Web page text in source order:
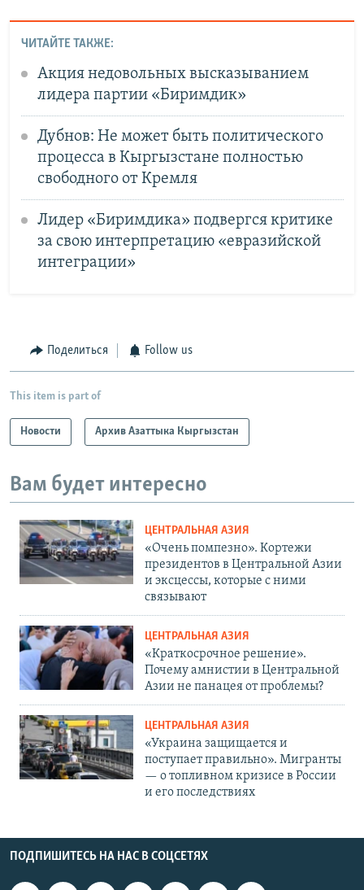
ЧИТАЙТЕ ТАКЖЕ:
Акция недовольных высказыванием
лидера партии «Биримдик»
Дубнов: Не может быть политического
процесса в Кыргызстане полностью
свободного от Кремля
Лидер «Биримдика» подвергся критике
за свою интерпретацию «евразийской
интеграции»
Поделиться Follow us
This item is part of
Новости Архив Азаттыка Кыргызстан
Вам будет интересно
ЦЕНТРАЛЬНАЯ АЗИЯ
«Очень помпезно». Кортежи
президентов в Центральной Азии
и эксцессы, которые с ними
связывают
ЦЕНТРАЛЬНАЯ АЗИЯ
«Краткосрочное решение».
Почему амнистии в Центральной
Азии не панацея от проблемы?
ЦЕНТРАЛЬНАЯ АЗИЯ
«Украина защищается и
поступает правильно». Мигранты
— о топливном кризисе в России
и его последствиях
ПОДПИШИТЕСЬ НА НАС В СОЦСЕТЯХ